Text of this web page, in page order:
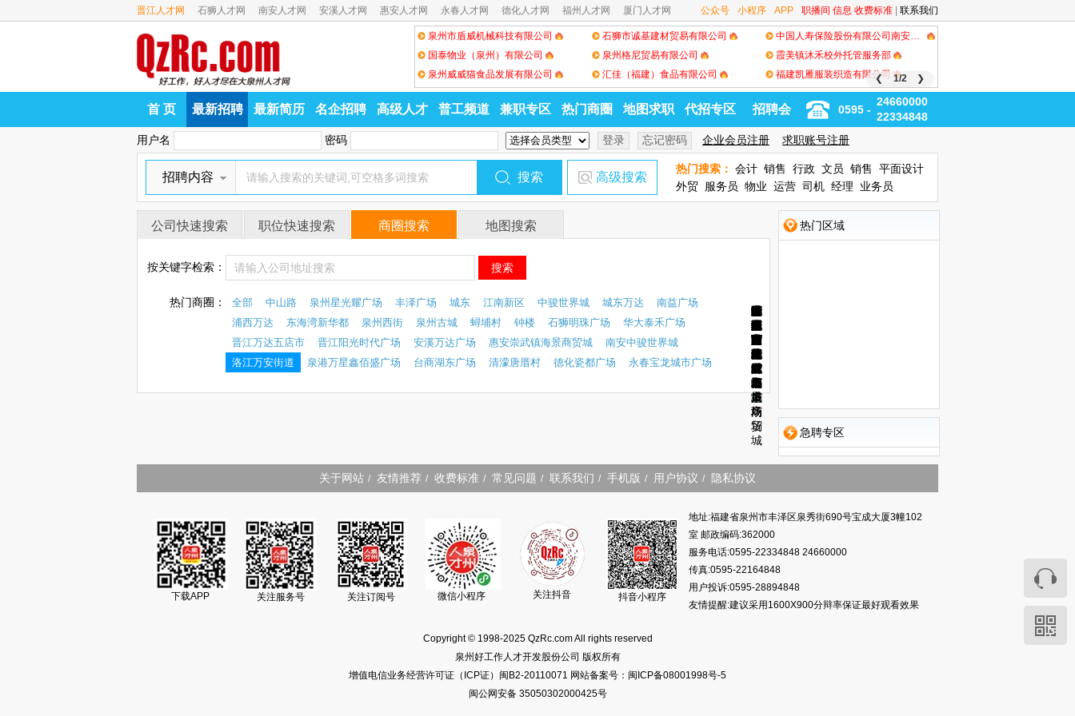
公众号 小程序 APP 职播间 信息 收费标准 联系我们
晋江人才网 石狮人才网 南安人才网 安溪人才网 惠安人才网 永春人才网 德化人才网 福州人才网 厦门人才网
泉州市盾威机械科技有限公司 石狮市诚基建材贸易有限公司
中国人寿保险股份有限公司南安市支公司
国泰物业（泉州）有限公司
泉州格尼贸易有限公司
霞美镇沐禾校外托管服务部
泉州威威猫食品发展有限公司
汇佳（福建）食品有限公司 福建凯雁服装织造有限公司
❮ 1/2 ❯
0595 -
24660000
22334848
首 页 最新招聘 最新简历 名企招聘 高级人才 普工频道 兼职专区 热门商圈 地图求职 代招专区 招聘会
用户名 密码 企业会员注册 求职账号注册
热门搜索： 会计 销售 行政 文员 销售 平面设计
外贸 服务员 物业 运营 司机 经理 业务员
招聘内容 高级搜索
热门区域
中
山
路
泉
州
星
光
耀
广
场
丰
泽
广
场
城
东
江
南
新
区
中
骏
世
界
城
城
东
万
达
南
益
广
场
浦
西
万
达
东
海
湾
新
华
都
泉
州
西
街
泉
州
古
城
蟳
埔
村
钟
楼
石
狮
明
珠
广
场
华
大
泰
禾
广
场
晋
江
万
达
五
店
市
晋
江
阳
光
时
代
广
场
安
溪
万
达
广
场
惠
安
崇
武
镇
海
景
商
贸
城
南
安
中
骏
世
界
城
洛
江
万
安
街
道
泉
港
万
星
鑫
佰
盛
广
场
台
商
湖
东
广
场
清
濛
唐
厝
村
德
化
瓷
都
广
场
永
春
宝
龙
城
市
广
场
急聘专区
公司快速搜索 职位快速搜索 商圈搜索 地图搜索
按关键字检索：
热门商圈： 全部 中山路 泉州星光耀广场 丰泽广场 城东 江南新区 中骏世界城 城东万达
南益广场
浦西万达
东海湾新华都 泉州西街 泉州古城 蟳埔村 钟楼 石狮明珠广场
华大泰禾广场
晋江万达五店市
晋江阳光时代广场 安溪万达广场 惠安崇武镇海景商贸城
南安中骏世界城
洛江万安街道
泉港万星鑫佰盛广场 台商湖东广场 清濛唐厝村 德化瓷都广场 永春宝龙城市广场
关于网站 / 友情推荐 / 收费标准 / 常见问题 / 联系我们 / 手机版 / 用户协议 / 隐私协议
下载APP 关注服务号 关注订阅号 微信小程序 关注抖音 抖音小程序
地址:福建省泉州市丰泽区泉秀街690号宝成大厦3幢102
室 邮政编码:362000
服务电话:0595-22334848 24660000
传真:0595-22164848
用户投诉:0595-28894848
友情提醒:建议采用1600X900分辩率保证最好观看效果
Copyright © 1998-2025 QzRc.com All rights reserved
泉州好工作人才开发股份公司 版权所有
增值电信业务经营许可证（ICP证）闽B2-20110071 网站备案号：闽ICP备08001998号-5
闽公网安备 35050302000425号